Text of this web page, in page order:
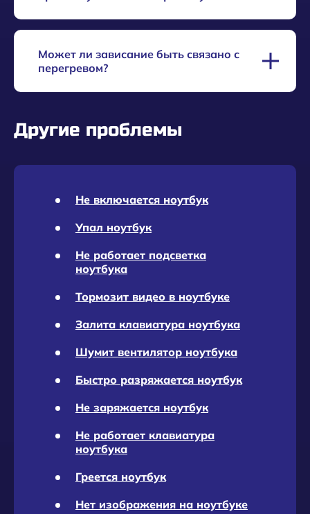
системе. Рекомендуется диагностировать
аппаратную часть.
проверить систему на вирусы, очистить
автозагрузку и обновить драйверы. Если не
поможет, обратитесь к специалисту.
Может ли зависание быть связано с
перегревом?
Проверьте работу вентиляторов и состояние
помочь.
Другие проблемы
Не включается ноутбук
Упал ноутбук
Не работает подсветка
ноутбука
Тормозит видео в ноутбуке
Залита клавиатура ноутбука
Шумит вентилятор ноутбука
Быстро разряжается ноутбук
Не заряжается ноутбук
Не работает клавиатура
ноутбука
Греется ноутбук
Нет изображения на ноутбуке